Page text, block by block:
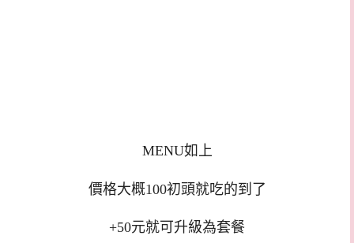
MENU如上
價格大概100初頭就吃的到了
+50元就可升級為套餐